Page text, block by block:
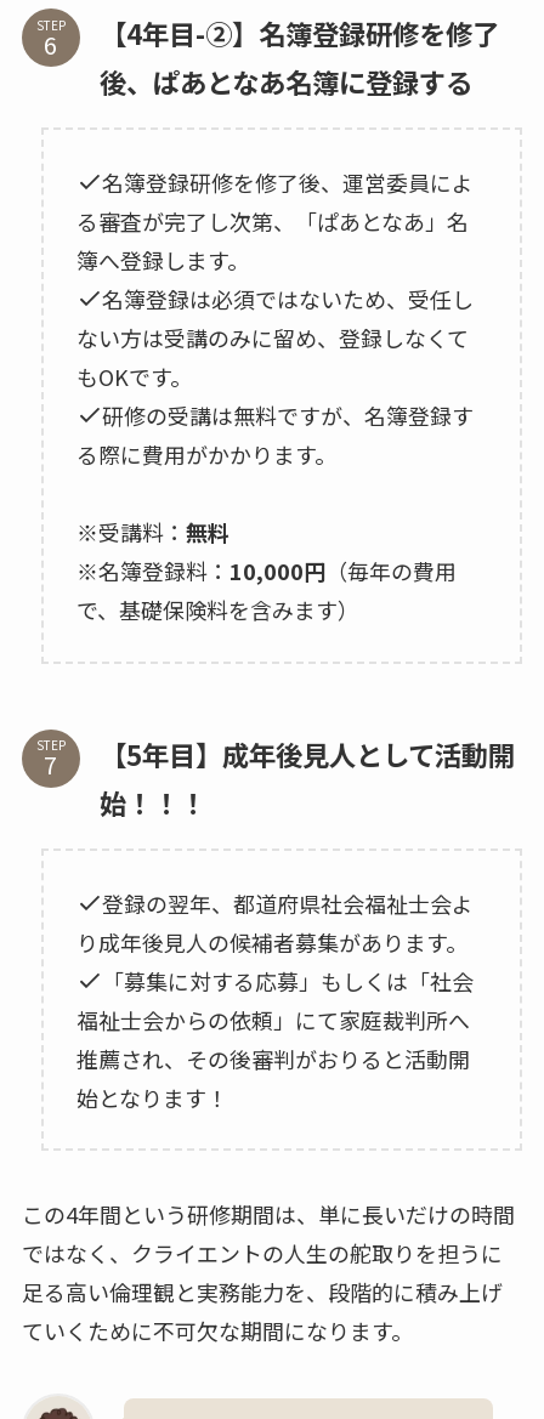
STEP
【4年目-②】名簿登録研修を修了
後、ぱあとなあ名簿に登録する
名簿登録研修を修了後、運営委員によ
る審査が完了し次第、「ぱあとなあ」名
簿へ登録します。
名簿登録は必須ではないため、受任し
ない方は受講のみに留め、登録しなくて
もOKです。
研修の受講は無料ですが、名簿登録す
る際に費用がかかります。
※受講料： 無料
※名簿登録料： 10,000円（毎年の費用
で、基礎保険料を含みます）
STEP
【5年目】成年後見人として活動開
始！！！
登録の翌年、都道府県社会福祉士会よ
り成年後見人の候補者募集があります。
「募集に対する応募」もしくは「社会
福祉士会からの依頼」にて家庭裁判所へ
推薦され、その後審判がおりると活動開
始となります！
この4年間という研修期間は、単に長いだけの時間
ではなく、クライエントの人生の舵取りを担うに
足る高い倫理観と実務能力を、段階的に積み上げ
ていくために不可欠な期間になります。